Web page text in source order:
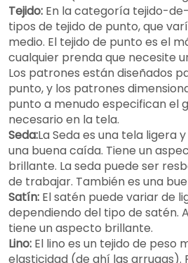
Tejido: En la categoría tejido-
tipos de tejido de punto, que
medio. El tejido de punto es el
cualquier prenda que necesite
Los patrones están diseñados
punto, y los patrones
punto a menudo especifican el
necesario en la tela.
Seda:La Seda es una tela ligera
una buena caída. Tiene un
brillante. La seda puede ser
de trabajar. También es una
Satín: El satén puede variar de
dependiendo del tipo de satén.
tiene un aspecto brillante.
Lino: El lino es un tejido de peso
elasticidad (de ahí las arrugas).